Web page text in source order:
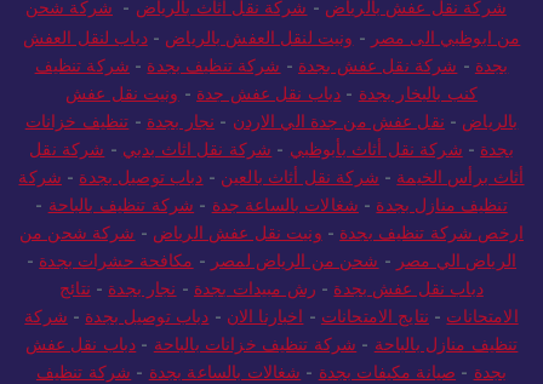
شركة نقل عفش بالرياض - شركة نقل اثاث بالرياض - شركة شحن
من ابوظبي الى مصر - ونيت لنقل العفش بالرياض -دباب لنقل العفش
بجدة - شركة نقل عفش بجدة - شركة تنظيف بجدة - شركة تنظيف
كنب بالبخار بجدة - دباب نقل عفش جدة - ونيت نقل عفش
بالرياض - نقل عفش من جدة الي الاردن - نجار بجدة - تنظيف خزانات
بجدة - شركة نقل أثاث بأبوظبي - شركة نقل اثاث بدبي - شركة نقل
أثاث برأس الخيمة - شركة نقل أثاث بالعين - دباب توصيل بجدة - شركة
تنظيف منازل بجدة - شغالات بالساعة جدة - شركة تنظيف بالباحة -
ارخص شركة تنظيف بجدة - ونيت نقل عفش الرياض - شركة شحن من
الرياض الي مصر - شحن من الرياض لمصر - مكافحة حشرات بجدة -
دباب نقل عفش بجدة - رش مبيدات بجدة - نجار بجدة - نتائج
الامتحانات - نتايج الامتحانات - اخبارنا الان - دباب توصيل بجدة - شركة
تنظيف منازل بالباحة - شركة تنظيف خزانات بالباحة - دباب نقل عفش
بجدة - صيانة مكيفات بجدة - شغالات بالساعة بجدة - شركة تنظيف